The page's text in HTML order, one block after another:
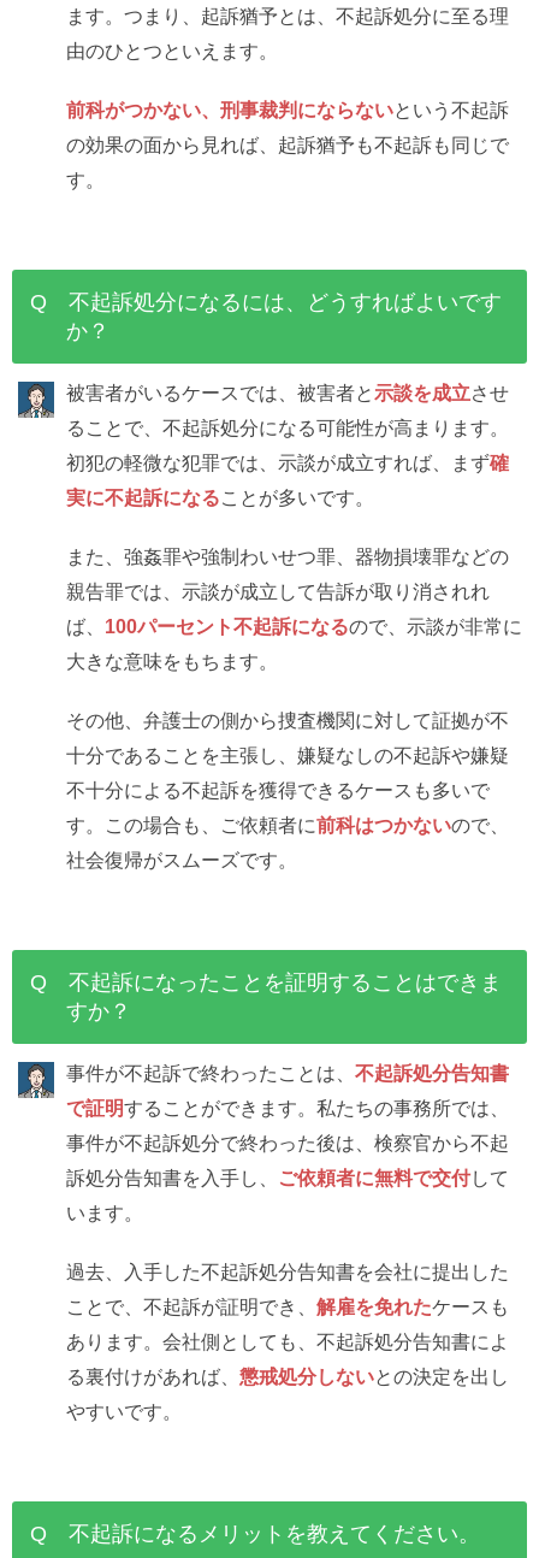
ます。つまり、起訴猶予とは、不起訴処分に至る理
由のひとつといえます。
前科がつかない、刑事裁判にならないという不起訴
の効果の面から見れば、起訴猶予も不起訴も同じで
す。
Q 不起訴処分になるには、どうすればよいです
か？
被害者がいるケースでは、被害者と示談を成立させ
ることで、不起訴処分になる可能性が高まります。
初犯の軽微な犯罪では、示談が成立すれば、まず確
実に不起訴になることが多いです。
また、強姦罪や強制わいせつ罪、器物損壊罪などの
親告罪では、示談が成立して告訴が取り消されれ
ば、 100パーセント不起訴になるので、示談が非常に
大きな意味をもちます。
その他、弁護士の側から捜査機関に対して証拠が不
十分であることを主張し、嫌疑なしの不起訴や嫌疑
不十分による不起訴を獲得できるケースも多いで
す。この場合も、ご依頼者に前科はつかないので、
社会復帰がスムーズです。
Q 不起訴になったことを証明することはできま
すか？
事件が不起訴で終わったことは、 不起訴処分告知書
で証明することができます。私たちの事務所では、
事件が不起訴処分で終わった後は、検察官から不起
訴処分告知書を入手し、
ご依頼者に無料で交付して
います。
過去、入手した不起訴処分告知書を会社に提出した
ことで、不起訴が証明でき、 解雇を免れたケースも
あります。会社側としても、不起訴処分告知書によ
る裏付けがあれば、 懲戒処分しないとの決定を出し
やすいです。
Q 不起訴になるメリットを教えてください。